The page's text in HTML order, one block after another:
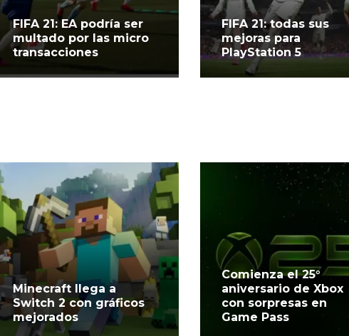
FIFA 21: EA podría ser
multado por las micro
transacciones
FIFA 21: todas sus
mejoras para
PlayStation 5
Minecraft llega a
Switch 2 con gráficos
mejorados
Comienza el 25°
aniversario de Xbox
con sorpresas en
Game Pass